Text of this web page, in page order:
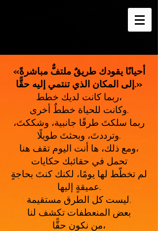
«أحيانًا يقودك طريقٌ ملتفٌّ مباشرةً
إلى المكان الذي تنتمي إليه حقًّا.»
ربما كانت لديك خطط،
وكانت للحياة خططٌ أخرى.
ربما سلكتَ طرقًا جانبية، وشككتَ،
وترددتَ، وبحثتَ طويلًا.
ومع ذلك، ها أنت اليوم تقف هنا،
تحمل في حقائبك حكايات
لم تخطّط لها يومًا، لكنك كنتَ بحاجةٍ
عميقةٍ إليها.
ليست كل الطرق مستقيمة.
بعض المنعطفات تكشف لنا
من نكون حقًّا،